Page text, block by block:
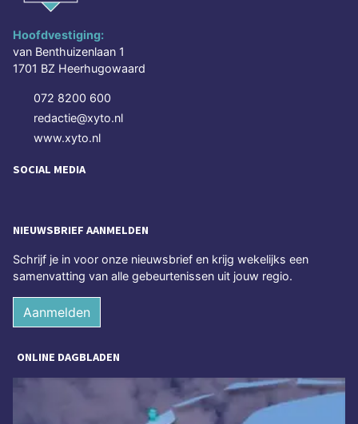
Hoofdvestiging:
van Benthuizenlaan 1
1701 BZ Heerhugowaard
072 8200 600
redactie@xyto.nl
www.xyto.nl
SOCIAL MEDIA
NIEUWSBRIEF AANMELDEN
Schrijf je in voor onze nieuwsbrief en krijg wekelijks een
samenvatting van alle gebeurtenissen uit jouw regio.
Aanmelden
ONLINE DAGBLADEN